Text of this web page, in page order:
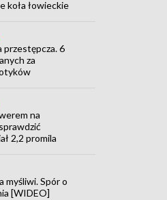
koła łowieckie
przestępcza. 6
za
na
2,2 promila
myśliwi. Spór o
[WIDEO]